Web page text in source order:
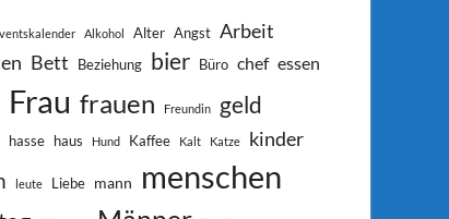
Alkohol Alter Angst Arbeit
Bett Beziehung bier Büro chef essen
Frau frauen Freundin geld
hasse haus Hund Kaffee Kalt Katze kinder
leute Liebe mann menschen